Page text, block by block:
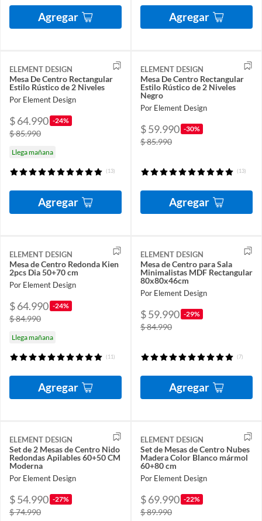
Agregar Agregar
ELEMENT DESIGN
Mesa De Centro Rectangular
Estilo Rústico de 2 Niveles
Por Element Design
$ 64.990 -24%
$ 85.990
Llega mañana
(13)
Agregar
ELEMENT DESIGN
Mesa De Centro Rectangular
Estilo Rústico de 2 Niveles
Negro
Por Element Design
$ 59.990 -30%
$ 85.990
(13)
Agregar
ELEMENT DESIGN
Mesa de Centro Redonda Kien
2pcs Dia 50+70 cm
Por Element Design
$ 64.990 -24%
$ 84.990
Llega mañana
(11)
Agregar
ELEMENT DESIGN
Mesa de Centro para Sala
Minimalistas MDF Rectangular
80x80x46cm
Por Element Design
$ 59.990 -29%
$ 84.990
(7)
Agregar
ELEMENT DESIGN
Set de 2 Mesas de Centro Nido
Redondas Apilables 60+50 CM
Moderna
Por Element Design
$ 54.990 -27%
$ 74.990
ELEMENT DESIGN
Set de Mesas de Centro Nubes
Madera Color Blanco mármol
60+80 cm
Por Element Design
$ 69.990 -22%
$ 89.990